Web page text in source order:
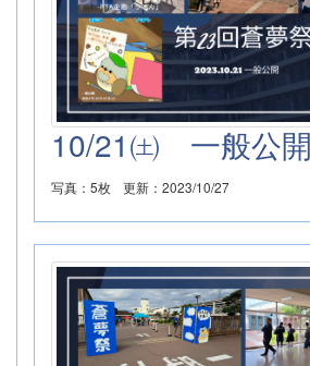
10/21㈯ 一般公
写真：5枚 更新：2023/10/27